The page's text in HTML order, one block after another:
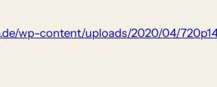
wp-content/uploads/2020/04/